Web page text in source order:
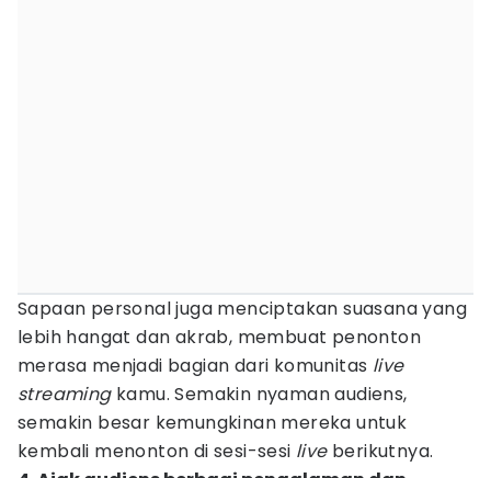
Sapaan personal juga menciptakan suasana yang
lebih hangat dan akrab, membuat penonton
merasa menjadi bagian dari komunitas live
streamingkamu. Semakin nyaman audiens,
semakin besar kemungkinan mereka untuk
kembali menonton di sesi-sesi live berikutnya.